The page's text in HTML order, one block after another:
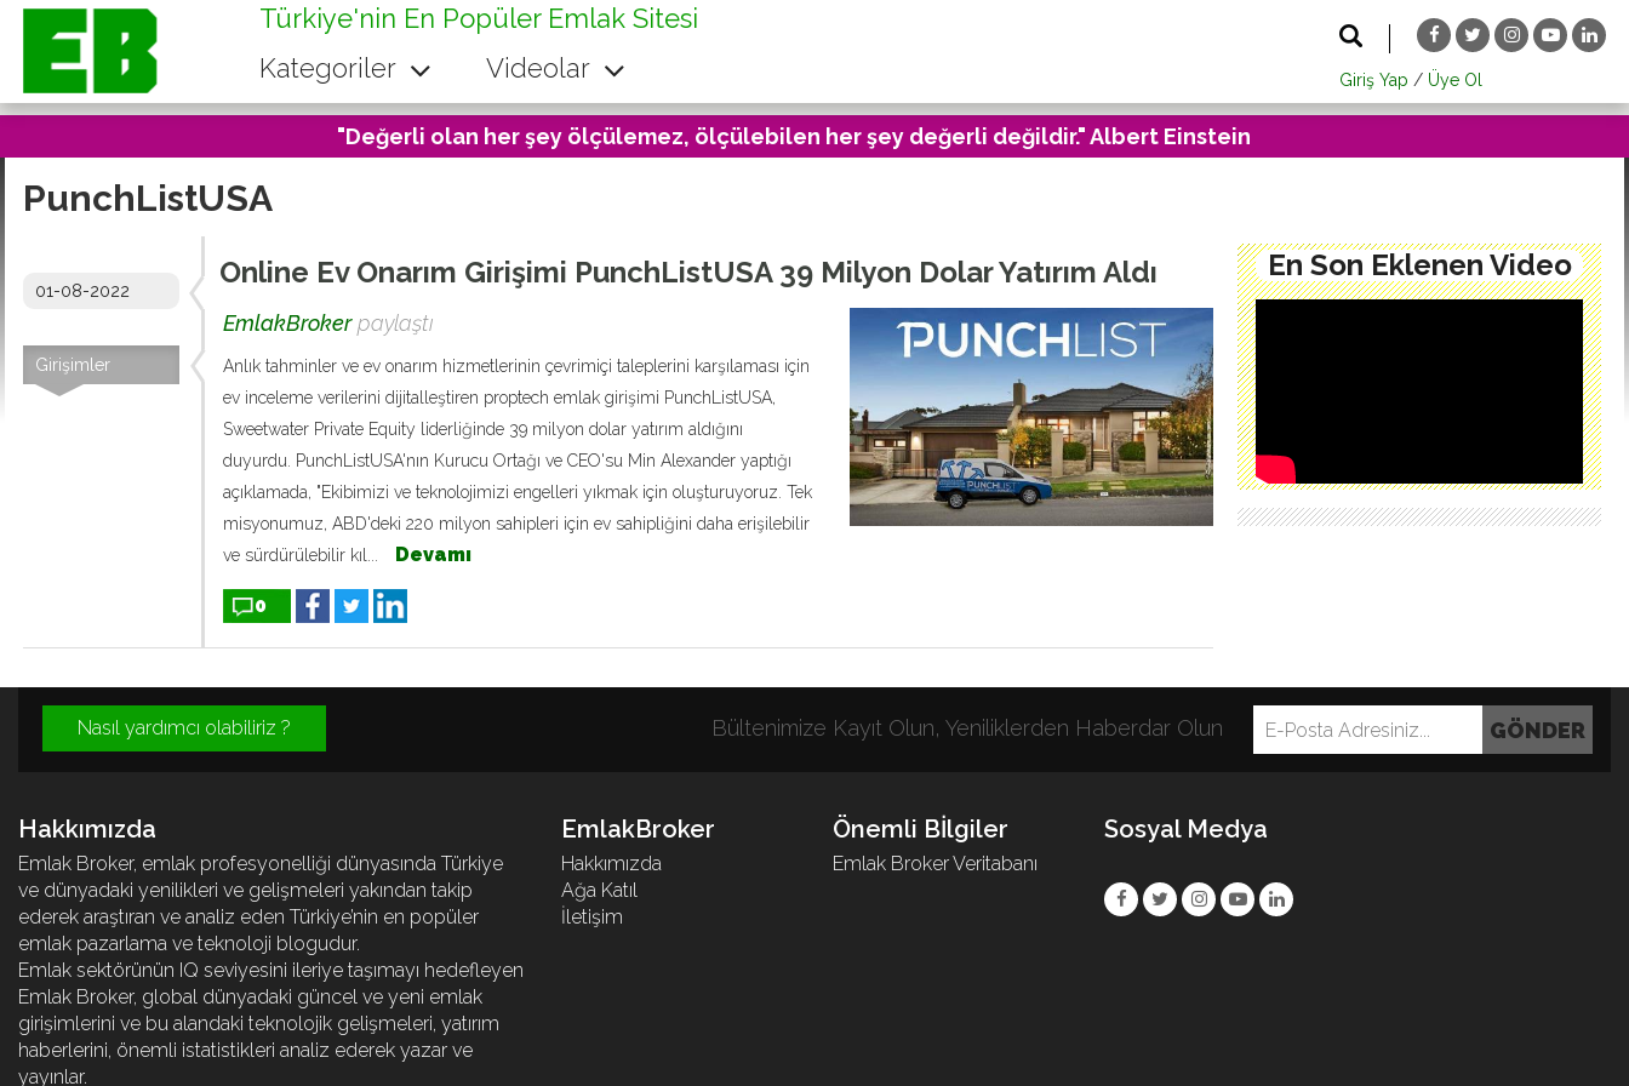
Türkiye'nin En Popüler Emlak Sitesi
Kategoriler
Videolar Giriş Yap / Üye Ol
"Değerli olan her şey ölçülemez, ölçülebilen her şey değerli değildir." Albert Einstein
PunchListUSA
01-08-2022
Girişimler
Online Ev Onarım Girişimi PunchListUSA 39 Milyon Dolar Yatırım Aldı
EmlakBrokerpaylaştı
Anlık tahminler ve ev onarım hizmetlerinin çevrimiçi taleplerini karşılaması için
ev inceleme verilerini dijitalleştiren proptech emlak girişimi PunchListUSA,
Sweetwater Private Equity liderliğinde 39 milyon dolar yatırım aldığını
duyurdu. PunchListUSA'nın Kurucu Ortağı ve CEO'su Min Alexander yaptığı
açıklamada, "Ekibimizi ve teknolojimizi engelleri yıkmak için oluşturuyoruz. Tek
misyonumuz, ABD'deki 220 milyon sahipleri için ev sahipliğini daha erişilebilir
ve sürdürülebilir kıl...
Devamı
0
En Son Eklenen Video
Nasıl yardımcı olabiliriz ? Bültenimize Kayıt Olun, Yeniliklerden Haberdar Olun
Hakkımızda
Emlak Broker, emlak profesyonelliği dünyasında Türkiye
ve dünyadaki yenilikleri ve gelişmeleri yakından takip
ederek araştıran ve analiz eden Türkiye’nin en popüler
emlak pazarlama ve teknoloji blogudur.
Emlak sektörünün IQ seviyesini ileriye taşımayı hedefleyen
Emlak Broker, global dünyadaki güncel ve yeni emlak
girişimlerini ve bu alandaki teknolojik gelişmeleri, yatırım
haberlerini, önemli istatistikleri analiz ederek yazar ve
yayınlar.
EmlakBroker
Hakkımızda
Ağa Katıl
İletişim
Önemli Bİlgiler
Emlak Broker Veritabanı
Sosyal Medya